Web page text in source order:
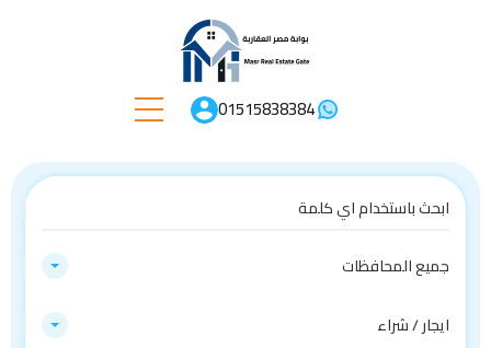
01515838384
جميع المحافظات
ايجار / شراء